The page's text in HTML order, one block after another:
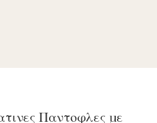
Παντοφλες με